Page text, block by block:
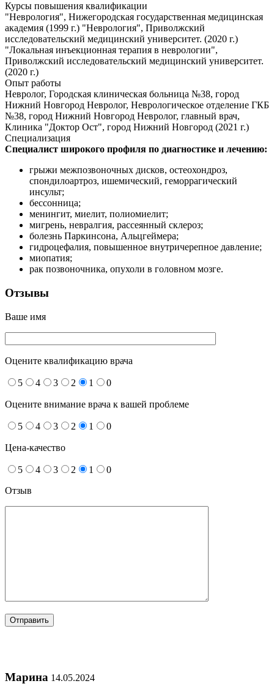
Курсы повышения квалификации
"Неврология", Нижегородская государственная медицинская
академия (1999 г.) "Неврология", Приволжский
исследовательский медицинский университет. (2020 г.)
"Локальная инъекционная терапия в неврологии",
Приволжский исследовательский медицинский университет.
(2020 г.)
Опыт работы
Невролог, Городская клиническая больница №38, город
Нижний Новгород Невролог, Неврологическое отделение ГКБ
№38, город Нижний Новгород Невролог, главный врач,
Клиника "Доктор Ост", город Нижний Новгород (2021 г.)
Специализация
Специалист широкого профиля по диагностике и лечению:
грыжи межпозвоночных дисков, остеохондроз,
спондилоартроз, ишемический, геморрагический
инсульт;
бессонница;
менингит, миелит, полиомиелит;
мигрень, невралгия, рассеянный склероз;
болезнь Паркинсона, Альцгеймера;
гидроцефалия, повышенное внутричерепное давление;
миопатия;
рак позвоночника, опухоли в головном мозге.
Отзывы
Ваше имя
Оцените квалификацию врача
5 4 3 2 1 0
Оцените внимание врача к вашей проблеме
5 4 3 2 1 0
Цена-качество
5 4 3 2 1
0
Отзыв
Марина 14.05.2024